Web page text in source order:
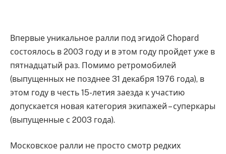
Впервые уникальное ралли под эгидой Chopard
состоялось в 2003 году и в этом году пройдет уже в
пятнадцатый раз. Помимо ретромобилей
(выпущенных не позднее 31 декабря 1976 года), в
этом году в честь 15-летия заезда к участию
допускается новая категория экипажей – суперкары
(выпущенные с 2003 года).
Московское ралли не просто смотр редких